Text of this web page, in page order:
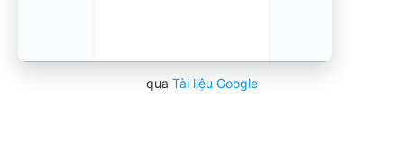
qua Tài liệu Google